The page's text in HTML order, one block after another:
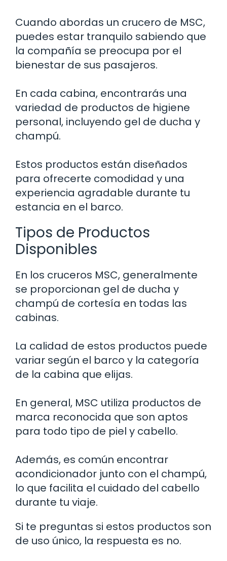
Cuando abordas un crucero de MSC,
puedes estar tranquilo sabiendo que
la compañía se preocupa por el
bienestar de sus pasajeros.
En cada cabina, encontrarás una
variedad de productos de higiene
personal, incluyendo gel de ducha y
champú.
Estos productos están diseñados
para ofrecerte comodidad y una
experiencia agradable durante tu
estancia en el barco.
Tipos de Productos
Disponibles
En los cruceros MSC, generalmente
se proporcionan gel de ducha y
champú de cortesía en todas las
cabinas.
La calidad de estos productos puede
variar según el barco y la categoría
de la cabina que elijas.
En general, MSC utiliza productos de
marca reconocida que son aptos
para todo tipo de piel y cabello.
Además, es común encontrar
acondicionador junto con el champú,
lo que facilita el cuidado del cabello
durante tu viaje.
Si te preguntas si estos productos son
de uso único, la respuesta es no.